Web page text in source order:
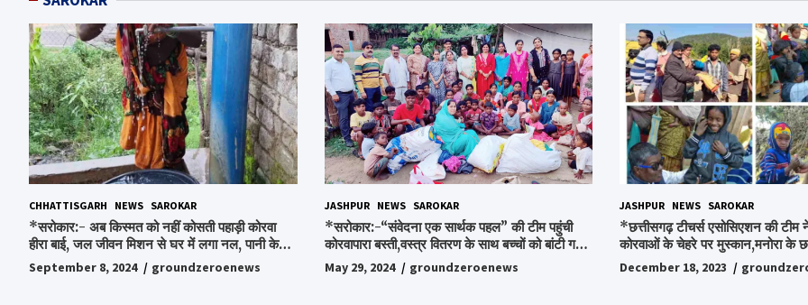
CHHATTISGARH NEWS SAROKAR
*सरोकार:- अब किस्मत को नहीं कोसती पहाड़ी कोरवा
हीरा बाई, जल जीवन मिशन से घर में लगा नल, पानी के
लिए रोज होने वाली टेंशन से मिली मुक्ति…*
September 8, 2024 groundzeroenews
JASHPUR NEWS SAROKAR
*सरोकार:-“संवेदना एक सार्थक पहल” की टीम पहुंची
कोरवापारा बस्ती,वस्त्र वितरण के साथ बच्चों को बांटी गई
चॉकलेट, स्टेशनरी और बिस्किट,अपनों के बीच अपनों को
पाकर भाव विभोर हुए लोग,संवेदना समूह के संस्थापक
May 29, 2024 groundzeroenews
JASHPUR NEWS SAROKAR
*छत्तीसगढ़ टीचर्स एसोसिएशन की टीम
कोरवाओं के चेहरे पर मुस्कान,मनोरा के
किया ये अभियान, पढ़िए पूरी ख़बर…*
December 18, 2023